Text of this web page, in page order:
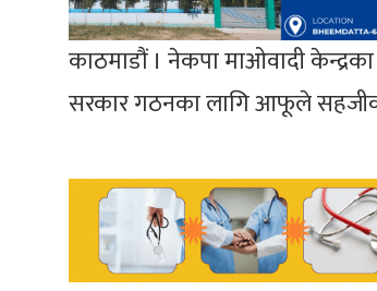
काठमाडौं । नेकपा माओवादी
सरकार गठनका लागि आफूले